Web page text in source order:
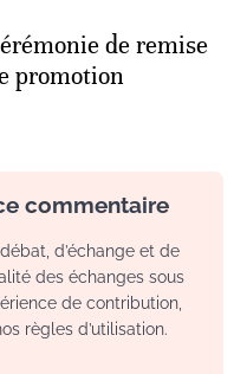
de remise
promotion
commentaire
d’échange et de
des échanges sous
de contribution,
règles d’utilisation.